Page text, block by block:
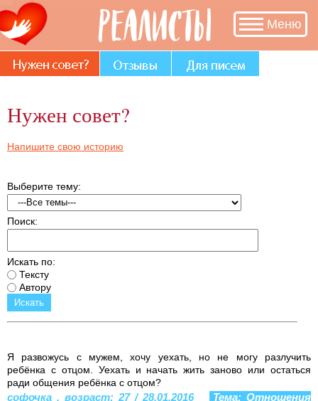
В разделе «Нужен совет?» много
историй, авторы которых остро
нуждаются в Вашем участии и совете.
Меню
Нужен совет?
Напишите свою историю
Выберите тему:
Поиск:
Искать по:
Тексту
Автору
Я развожусь с мужем, хочу уехать, но не могу разлучить
ребёнка с отцом. Уехать и начать жить заново или остаться
ради общения ребёнка с отцом?
софочка , возраст: 27 / 28.01.2016
Тема: Отношения